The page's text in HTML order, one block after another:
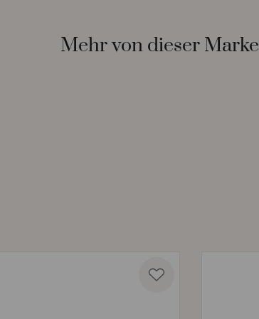
Mehr von dieser Marke